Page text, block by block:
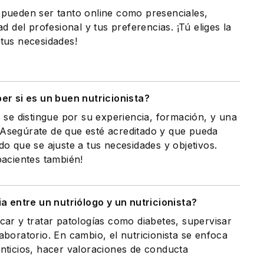
ser tanto online como presenciales,
del profesional y tus preferencias. ¡Tú eliges la
necesidades!
si es un buen nutricionista?
distingue por su experiencia, formación, y una
de que esté acreditado y que pueda
que se ajuste a tus necesidades y objetivos.
también!
entre un nutriólogo y un nutricionista?
y tratar patologías como diabetes, supervisar
En cambio, el nutricionista se enfoca
hacer valoraciones de conducta